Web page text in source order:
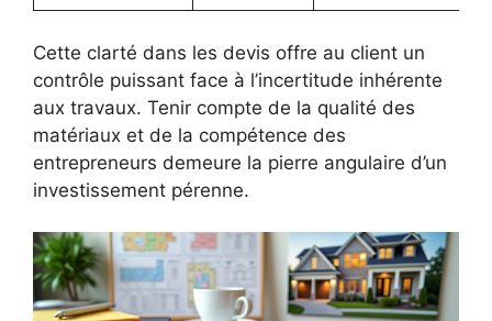
Cette clarté dans les devis offre au client un
contrôle puissant face à l’incertitude inhérente
aux travaux. Tenir compte de la qualité des
matériaux et de la compétence des
entrepreneurs demeure la pierre angulaire d’un
investissement pérenne.